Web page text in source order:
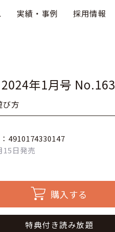
実績・事例 採用情報
2024年1月号 No.163
び方
4910174330147
15日発売
購入する
特典付き読み放題